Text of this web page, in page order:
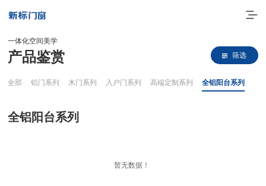
一体化空间美学
产品鉴赏 筛选
全部 铝门系列 木门系列 入户门系列 高端定制系列 全铝阳台系列
全铝阳台系列
暂无数据！